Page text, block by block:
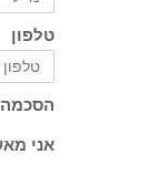
טלפון
הסכמה
אני